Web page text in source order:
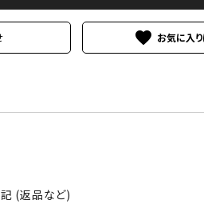
favorite
(返品など)